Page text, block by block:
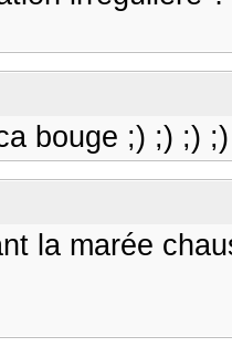
bouge ;) ;) ;)
la marée